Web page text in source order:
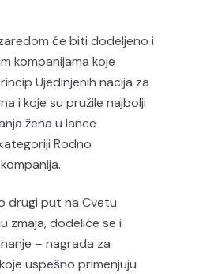
će biti dodeljeno i
kompanijama koje
Ujedinjenih nacija za
i koje su pružile najbolji
žena u lance
Rodno
drugi put na Cvetu
zmaja, dodeliće se i
– nagrada za
uspešno primenjuju